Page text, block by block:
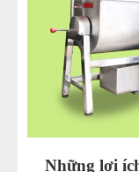
-Máy trộn bột
-Máy trộn
-Máy trộn
-Máy trộn
Những lợi